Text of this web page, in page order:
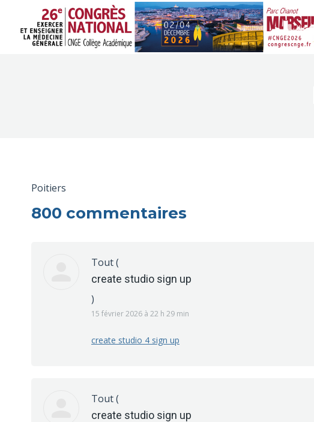
Poitiers
800 commentaires
Tout(
create studio sign up
)
15 février 2026 à 22 h 29 min
create studio 4 sign up
Tout(
create studio sign up